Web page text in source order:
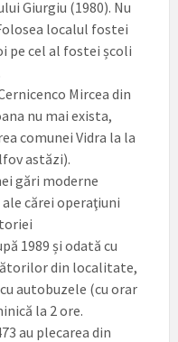
Giurgiu (1980). Nu
localul fostei
pe cel al fostei școli
Mircea din
nu mai exista,
comunei Vidra la la
astăzi).
gări moderne
cărei operaţiuni
1989 și odată cu
din localitate,
autobuzele (cu orar
la 2 ore.
au plecarea din